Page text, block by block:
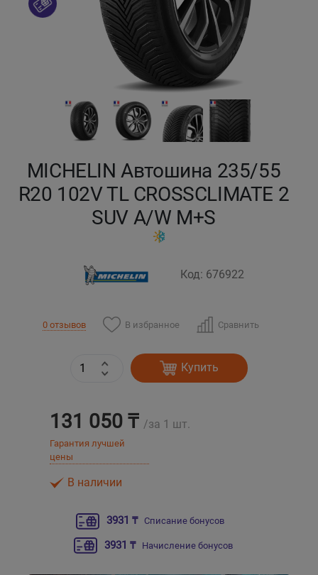
MICHELIN Автошина 235/55
R20 102V TL CROSSCLIMATE 2
SUV A/W M+S
Код: 676922
0 отзывов В избранное Сравнить
Купить
131 050 ₸ /за 1 шт.
Гарантия лучшей
цены
В наличии
3931 ₸ Списание бонусов
3931 ₸ Начисление бонусов
Кызылорда
Петропавловск
Шымкент
Экибастуз